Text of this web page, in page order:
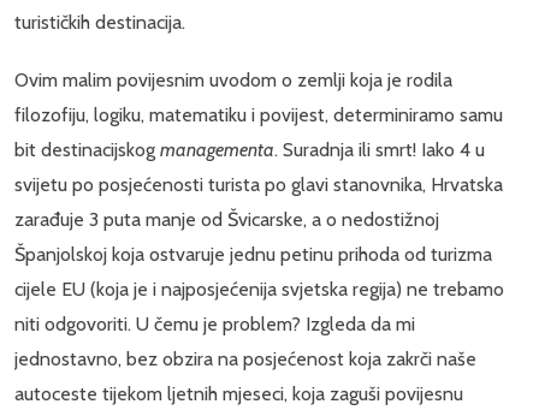
turističkih destinacija.
Ovim malim povijesnim uvodom o zemlji koja je rodila
filozofiju, logiku, matematiku i povijest, determiniramo samu
bit destinacijskog managementa. Suradnja ili smrt! Iako 4 u
svijetu po posjećenosti turista po glavi stanovnika, Hrvatska
zarađuje 3 puta manje od Švicarske, a o nedostižnoj
Španjolskoj koja ostvaruje jednu petinu prihoda od turizma
cijele EU (koja je i najposjećenija svjetska regija) ne trebamo
niti odgovoriti. U čemu je problem? Izgleda da mi
jednostavno, bez obzira na posjećenost koja zakrči naše
autoceste tijekom ljetnih mjeseci, koja zaguši povijesnu